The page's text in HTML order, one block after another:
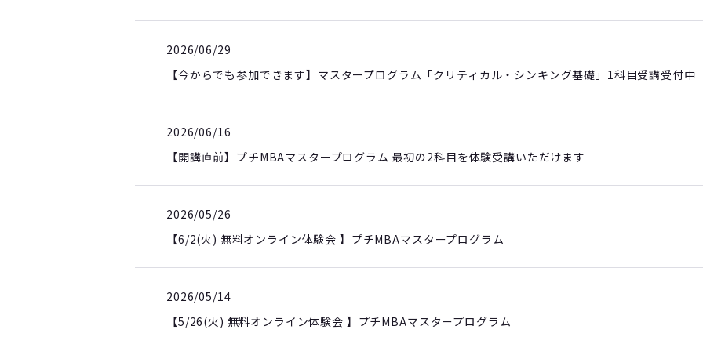
2026/06/29
【今からでも参加できます】マスタープログラム「クリティカル・シンキング基礎」1科目受講受付中
2026/06/16
【開講直前】プチMBAマスタープログラム 最初の2科目を体験受講いただけます
2026/05/26
【6/2(火) 無料オンライン体験会 】プチMBAマスタープログラム
2026/05/14
【5/26(火) 無料オンライン体験会 】プチMBAマスタープログラム